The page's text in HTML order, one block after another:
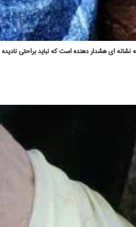
ای هشدار دهنده است که نباید براحتی نادیده